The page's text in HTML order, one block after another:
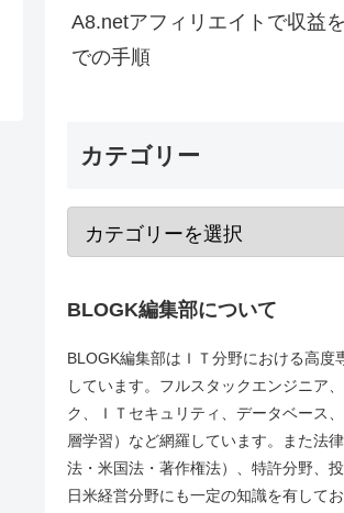
A8.netアフィリエイトで収益
での手順
カテゴリー
BLOGK編集部について
BLOGK編集部はＩＴ分野における高度
しています。フルスタックエンジニア
ク、ＩＴセキュリティ、データベース
層学習）など網羅しています。また法
法・米国法・著作権法）、特許分野、投
日米経営分野にも一定の知識を有して